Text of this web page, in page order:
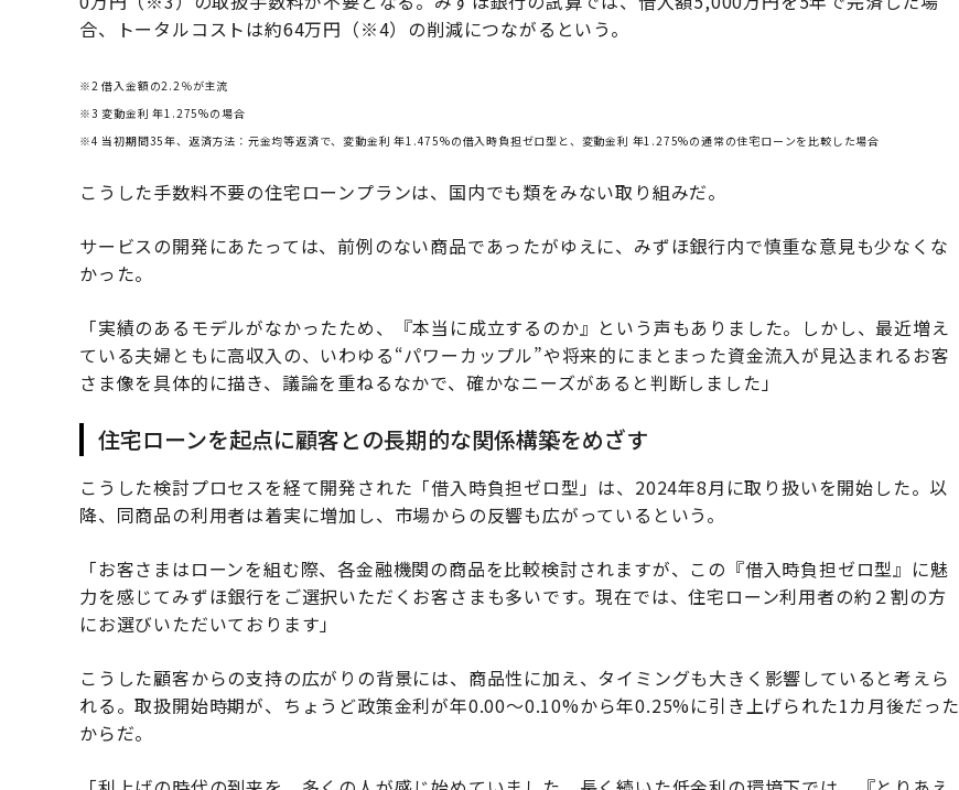
合、トータルコストは約64万円（※4）の削減につながるという。
※2 借入金額の2.2％が主流
※3 変動金利 年1.275%の場合
※4 当初期間35年、返済方法：元金均等返済で、変動金利 年1.475%の借入時負担ゼロ型と、変動金利 年1.275%の通常の住宅ローンを比較した場合
こうした手数料不要の住宅ローンプランは、国内でも類をみない取り組みだ。
サービスの開発にあたっては、前例のない商品であったがゆえに、みずほ銀行内で慎重な意見も少なくな
かった。
「実績のあるモデルがなかったため、『本当に成立するのか』という声もありました。しかし、最近増え
ている夫婦ともに高収入の、いわゆる“パワーカップル”や将来的にまとまった資金流入が見込まれるお客
さま像を具体的に描き、議論を重ねるなかで、確かなニーズがあると判断しました」
住宅ローンを起点に顧客との長期的な関係構築をめざす
こうした検討プロセスを経て開発された「借入時負担ゼロ型」は、2024年8月に取り扱いを開始した。以
降、同商品の利用者は着実に増加し、市場からの反響も広がっているという。
「お客さまはローンを組む際、各金融機関の商品を比較検討されますが、この『借入時負担ゼロ型』に魅
力を感じてみずほ銀行をご選択いただくお客さまも多いです。現在では、住宅ローン利用者の約２割の方
にお選びいただいております」
こうした顧客からの支持の広がりの背景には、商品性に加え、タイミングも大きく影響していると考えら
れる。取扱開始時期が、ちょうど政策金利が年0.00〜0.10%から年0.25%に引き上げられた1カ月後だった
からだ。